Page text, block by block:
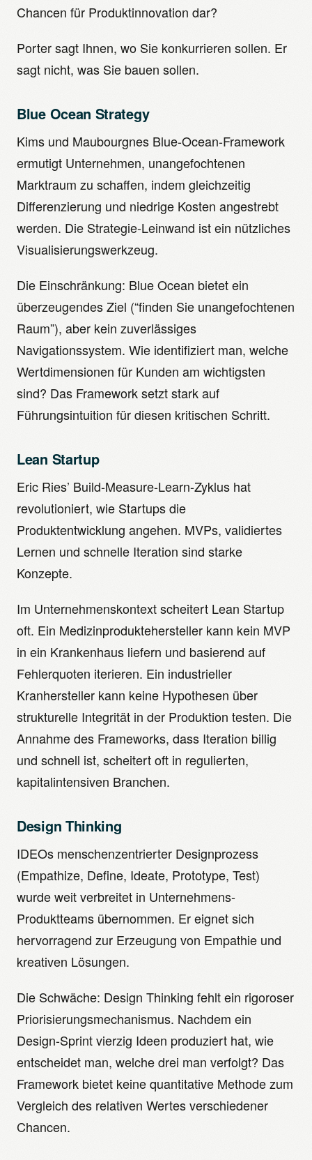
Chancen für Produktinnovation dar?
Porter sagt Ihnen, wo Sie konkurrieren sollen. Er
sagt nicht, was Sie bauen sollen.
Blue Ocean Strategy
Kims und Maubourgnes Blue-Ocean-Framework
ermutigt Unternehmen, unangefochtenen
Marktraum zu schaffen, indem gleichzeitig
Differenzierung und niedrige Kosten angestrebt
werden. Die Strategie-Leinwand ist ein nützliches
Visualisierungswerkzeug.
Die Einschränkung: Blue Ocean bietet ein
überzeugendes Ziel (“finden Sie unangefochtenen
Raum”), aber kein zuverlässiges
Navigationssystem. Wie identifiziert man, welche
Wertdimensionen für Kunden am wichtigsten
sind? Das Framework setzt stark auf
Führungsintuition für diesen kritischen Schritt.
Lean Startup
Eric Ries’ Build-Measure-Learn-Zyklus hat
revolutioniert, wie Startups die
Produktentwicklung angehen. MVPs, validiertes
Lernen und schnelle Iteration sind starke
Konzepte.
Im Unternehmenskontext scheitert Lean Startup
oft. Ein Medizinproduktehersteller kann kein MVP
in ein Krankenhaus liefern und basierend auf
Fehlerquoten iterieren. Ein industrieller
Kranhersteller kann keine Hypothesen über
strukturelle Integrität in der Produktion testen. Die
Annahme des Frameworks, dass Iteration billig
und schnell ist, scheitert oft in regulierten,
kapitalintensiven Branchen.
Design Thinking
IDEOs menschenzentrierter Designprozess
(Empathize, Define, Ideate, Prototype, Test)
wurde weit verbreitet in Unternehmens-
Produktteams übernommen. Er eignet sich
hervorragend zur Erzeugung von Empathie und
kreativen Lösungen.
Die Schwäche: Design Thinking fehlt ein rigoroser
Priorisierungsmechanismus. Nachdem ein
Design-Sprint vierzig Ideen produziert hat, wie
entscheidet man, welche drei man verfolgt? Das
Framework bietet keine quantitative Methode zum
Vergleich des relativen Wertes verschiedener
Chancen.